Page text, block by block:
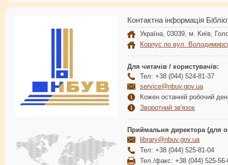
Контактна інформація
Україна, 03039, м. Київ,
Корпус по вул.
Для читачів / користувачів:
Тел: +38 (044) 524-81-37
service@nbuv.gov.ua
Кожен останній робочий
Зворотний зв'язок
Приймальня директора (для
library@nbuv.gov.ua
Тел: +38 (044) 525-81-04
Тел./факс: +38 (044) 525-56-